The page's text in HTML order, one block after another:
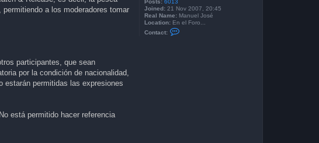
Joined: 21 Nov 2007, 20:45
Real Name: Manuel José
Location: En el Foro...
Contact:
a los moderadores tomar
participantes, que sean
por la condición de nacionalidad,
estarán permitidas las expresiones
está permitido hacer referencia